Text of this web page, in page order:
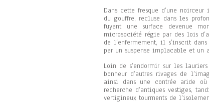
Dans cette fresque d’une
du gouffre, recluse dans les
fuyant une surface devenue
microsociété régie par des lois
de l’enfermement, il s’inscrit
par un suspense implacable et un
Loin de s’endormir sur les
bonheur d’autres rivages de
ainsi dans une contrée aride où
recherche d’antiques vestiges,
vertigineux tourments de